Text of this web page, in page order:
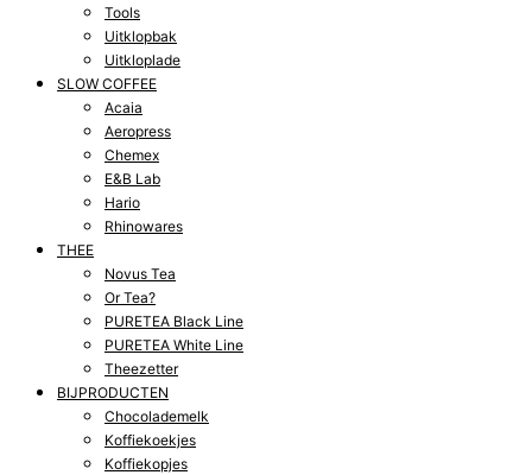
Tools
Uitklopbak
Uitkloplade
SLOW COFFEE
Acaia
Aeropress
Chemex
E&B Lab
Hario
Rhinowares
THEE
Novus Tea
Or Tea?
PURETEA Black Line
PURETEA White Line
Theezetter
BIJPRODUCTEN
Chocolademelk
Koffiekoekjes
Koffiekopjes